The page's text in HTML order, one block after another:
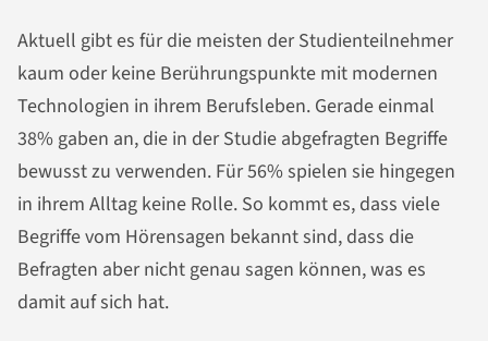
Aktuell gibt es für die meisten der Studienteilnehmer
kaum oder keine Berührungspunkte mit modernen
Technologien in ihrem Berufsleben. Gerade einmal
38% gaben an, die in der Studie abgefragten Begriffe
bewusst zu verwenden. Für 56% spielen sie hingegen
in ihrem Alltag keine Rolle. So kommt es, dass viele
Begriffe vom Hörensagen bekannt sind, dass die
Befragten aber nicht genau sagen können, was es
damit auf sich hat.